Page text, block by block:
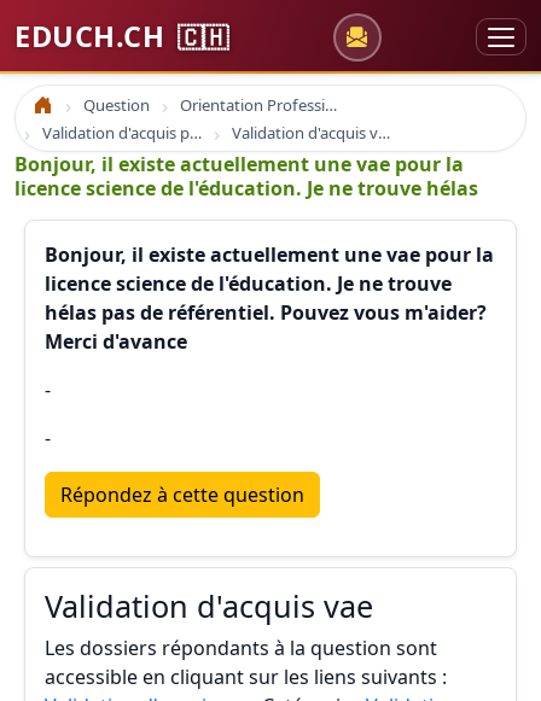
EDUCH.CH 🇨🇭
Accueil Question
Orientation Professionnelle
Validation d'acquis professionnel
Validation d'acquis vae
Bonjour, il existe actuellement une vae pour la
licence science de l'éducation. Je ne trouve hélas
Bonjour, il existe actuellement une vae pour la
licence science de l'éducation. Je ne trouve
hélas pas de référentiel. Pouvez vous m'aider?
Merci d'avance
-
-
Répondez à cette question
Validation d'acquis vae
Les dossiers répondants à la question sont
accessible en cliquant sur les liens suivants :